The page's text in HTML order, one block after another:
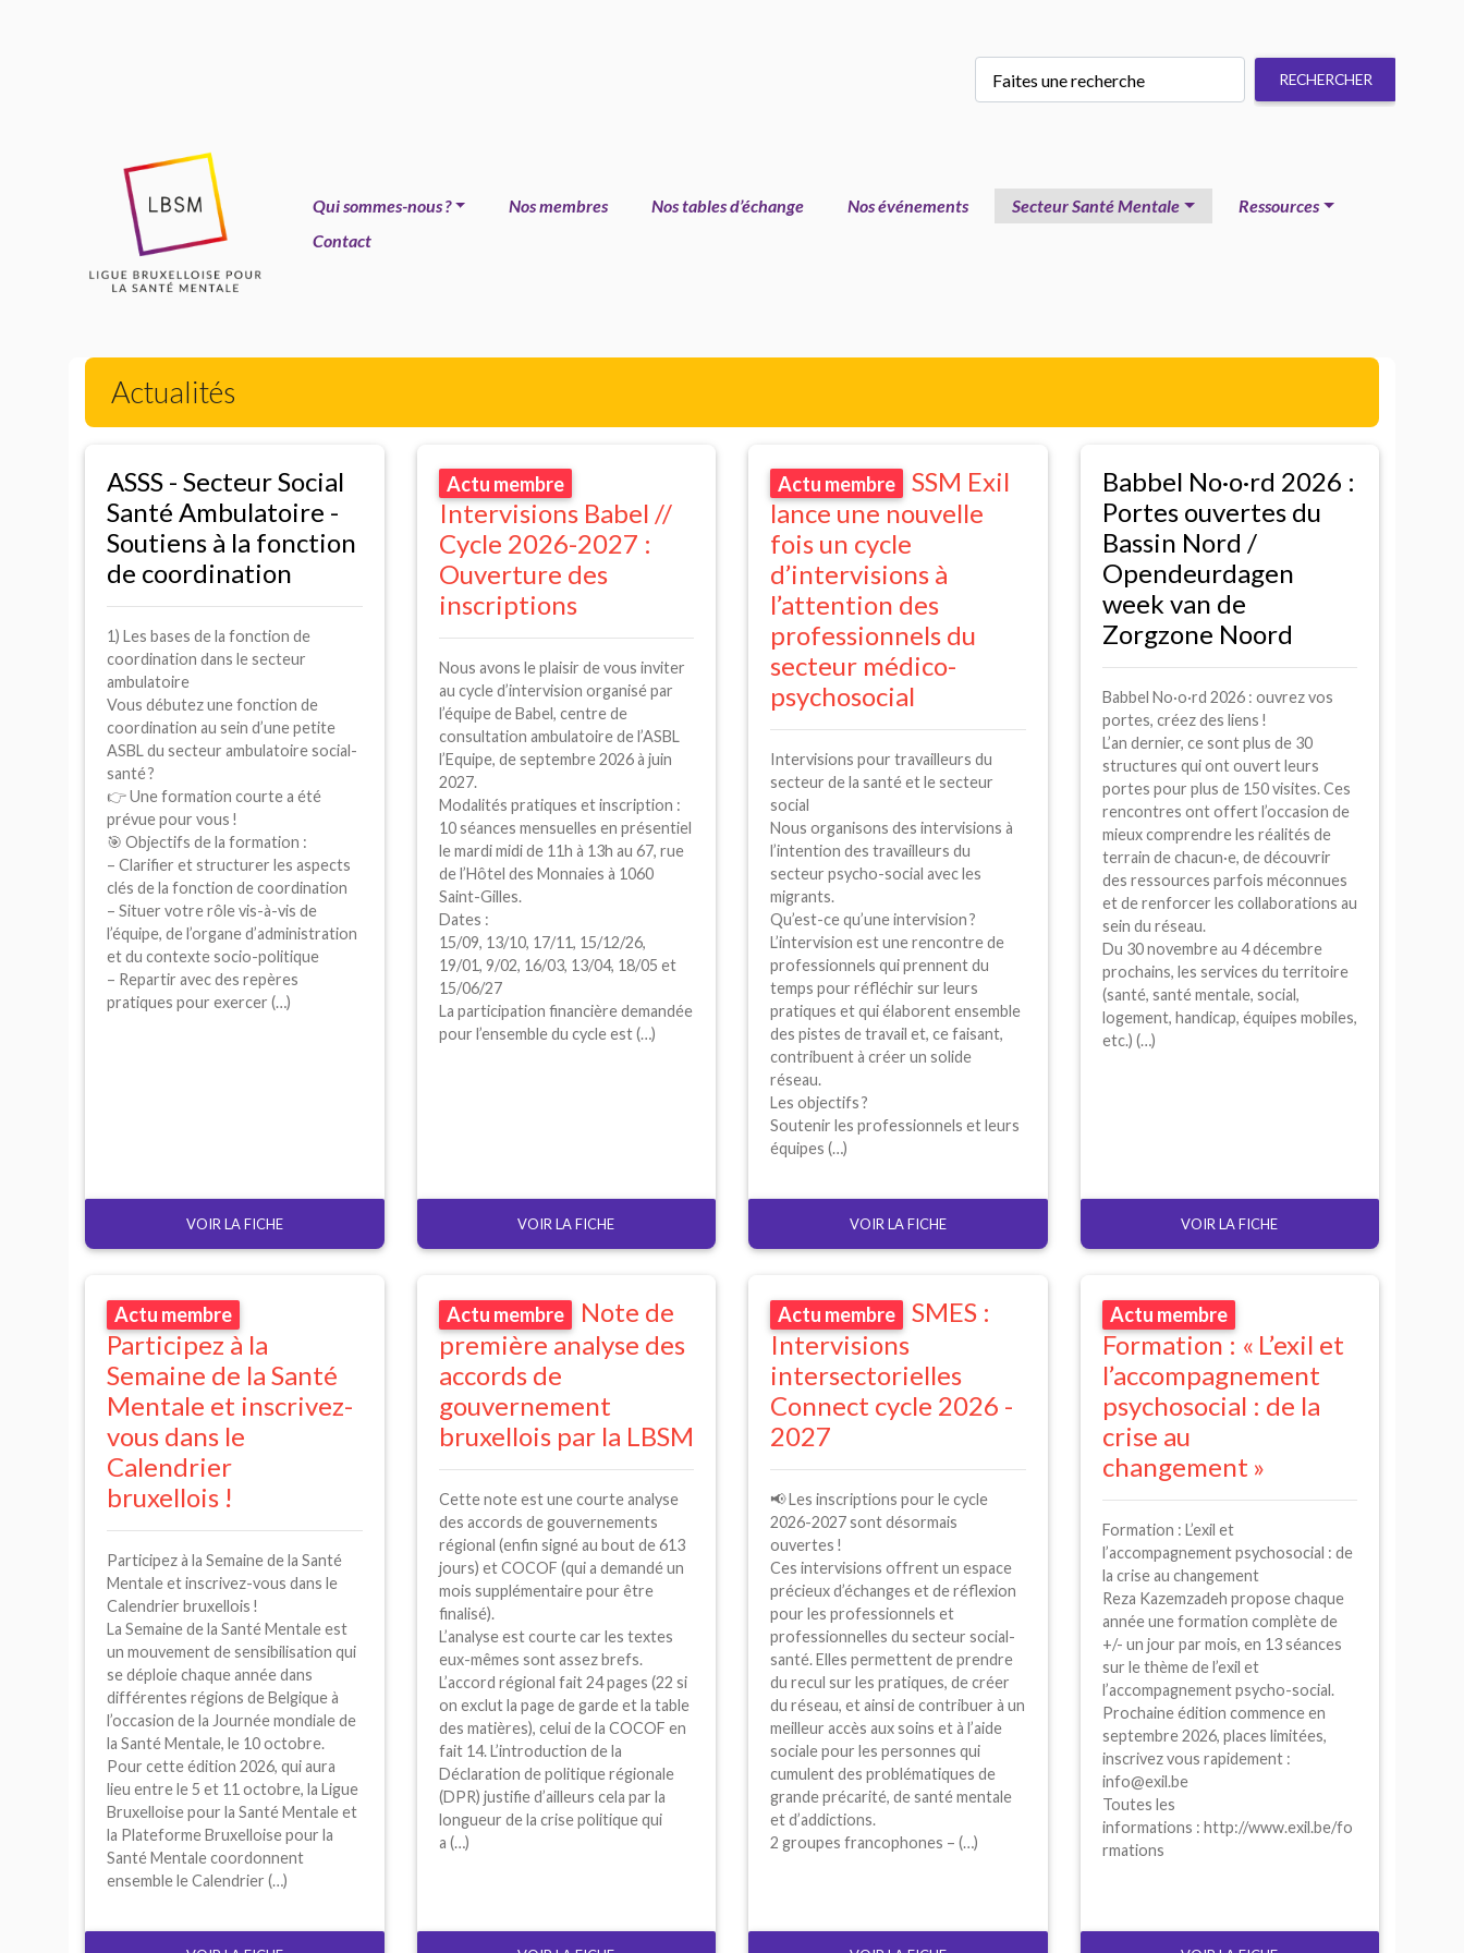
Qui sommes-nous? Nos membres Nos tables d’échange Nos événements Secteur Santé Mentale
Ressources
Contact
Actualités
ASSS - Secteur Social
Santé Ambulatoire -
Soutiens à la fonction
de coordination
1) Les bases de la fonction de
coordination dans le secteur
ambulatoire
Vous débutez une fonction de
coordination au sein d’une petite
ASBL du secteur ambulatoire social-
santé?
👉 Une formation courte a été
prévue pour vous !
🎯 Objectifs de la formation :
– Clarifier et structurer les aspects
clés de la fonction de coordination
– Situer votre rôle vis-à-vis de
l’équipe, de l’organe d’administration
et du contexte socio-politique
– Repartir avec des repères
pratiques pour exercer (…)
VOIR LA FICHE
Actu membre
Intervisions Babel //
Cycle 2026-2027 :
Ouverture des
inscriptions
Nous avons le plaisir de vous inviter
au cycle d’intervision organisé par
l’équipe de Babel, centre de
consultation ambulatoire de l’ASBL
l’Equipe, de septembre 2026 à juin
2027.
Modalités pratiques et inscription :
10 séances mensuelles en présentiel
le mardi midi de 11h à 13h au 67, rue
de l’Hôtel des Monnaies à 1060
Saint-Gilles.
Dates :
15/09, 13/10, 17/11, 15/12/26,
19/01, 9/02, 16/03, 13/04, 18/05 et
15/06/27
La participation financière demandée
pour l’ensemble du cycle est (…)
VOIR LA FICHE
Actu membre SSM Exil
lance une nouvelle
fois un cycle
d’intervisions à
l’attention des
professionnels du
secteur médico-
psychosocial
Intervisions pour travailleurs du
secteur de la santé et le secteur
social
Nous organisons des intervisions à
l’intention des travailleurs du
secteur psycho-social avec les
migrants.
Qu’est-ce qu’une intervision?
L’intervision est une rencontre de
professionnels qui prennent du
temps pour réfléchir sur leurs
pratiques et qui élaborent ensemble
des pistes de travail et, ce faisant,
contribuent à créer un solide
réseau.
Les objectifs?
Soutenir les professionnels et leurs
équipes (…)
VOIR LA FICHE
Babbel No·o·rd 2026 :
Portes ouvertes du
Bassin Nord /
Opendeurdagen
week van de
Zorgzone Noord
Babbel No·o·rd 2026 : ouvrez vos
portes, créez des liens !
L’an dernier, ce sont plus de 30
structures qui ont ouvert leurs
portes pour plus de 150 visites. Ces
rencontres ont offert l’occasion de
mieux comprendre les réalités de
terrain de chacun·e, de découvrir
des ressources parfois méconnues
et de renforcer les collaborations au
sein du réseau.
Du 30 novembre au 4 décembre
prochains, les services du territoire
(santé, santé mentale, social,
logement, handicap, équipes mobiles,
etc.) (…)
VOIR LA FICHE
Actu membre
Participez à la
Semaine de la Santé
Mentale et inscrivez-
vous dans le
Calendrier
bruxellois !
Participez à la Semaine de la Santé
Mentale et inscrivez-vous dans le
Calendrier bruxellois !
La Semaine de la Santé Mentale est
un mouvement de sensibilisation qui
se déploie chaque année dans
différentes régions de Belgique à
l’occasion de la Journée mondiale de
la Santé Mentale, le 10 octobre.
Pour cette édition 2026, qui aura
lieu entre le 5 et 11 octobre, la Ligue
Bruxelloise pour la Santé Mentale et
la Plateforme Bruxelloise pour la
Santé Mentale coordonnent
ensemble le Calendrier (…)
Actu membre
Note de
première analyse des
accords de
gouvernement
bruxellois par la LBSM
Cette note est une courte analyse
des accords de gouvernements
régional (enfin signé au bout de 613
jours) etCOCOF (qui a demandé un
mois supplémentaire pour être
finalisé).
L’analyse est courte car les textes
eux-mêmes sont assez brefs.
L’accord régional fait 24 pages (22 si
on exclut la page de garde et la table
des matières), celui de la COCOF en
fait 14. L’introduction de la
Déclaration de politique régionale
(DPR) justifie d’ailleurs cela par la
longueur de la crise politique qui
a (…)
Actu membre SMES :
Intervisions
intersectorielles
Connect cycle 2026 -
2027
📢 Les inscriptions pour le cycle
2026-2027 sont désormais
ouvertes !
Ces intervisions offrent un espace
précieux d’échanges et de réflexion
pour les professionnels et
professionnelles du secteur social-
santé. Elles permettent de prendre
du recul sur les pratiques, de créer
du réseau, et ainsi de contribuer à un
meilleur accès aux soins et à l’aide
sociale pour les personnes qui
cumulent des problématiques de
grande précarité, de santé mentale
et d’addictions.
2 groupes francophones – (…)
Actu membre
Formation : « L’exil et
l’accompagnement
psychosocial : de la
crise au
changement »
Formation : L’exil et
l’accompagnement psychosocial : de
la crise au changement
Reza Kazemzadeh propose chaque
année une formation complète de
+/- un jour par mois, en 13 séances
sur le thème de l’exil et
l’accompagnement psycho-social.
Prochaine édition commence en
septembre 2026, places limitées,
inscrivez vous rapidement :
info@exil.be
Toutes les
informations : http://www.exil.be/fo
rmations